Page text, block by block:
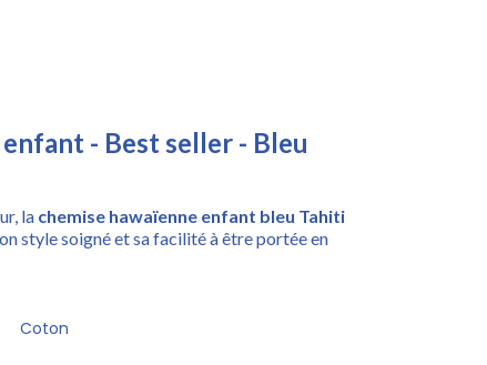
- Best seller - Bleu
la chemise hawaïenne enfant bleu Tahiti
style soigné et sa facilité à être portée en
Coton